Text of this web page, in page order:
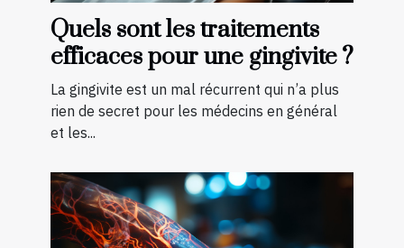
Quels sont les traitements
efficaces pour une gingivite ?
La gingivite est un mal récurrent qui n’a plus
rien de secret pour les médecins en général
et les...